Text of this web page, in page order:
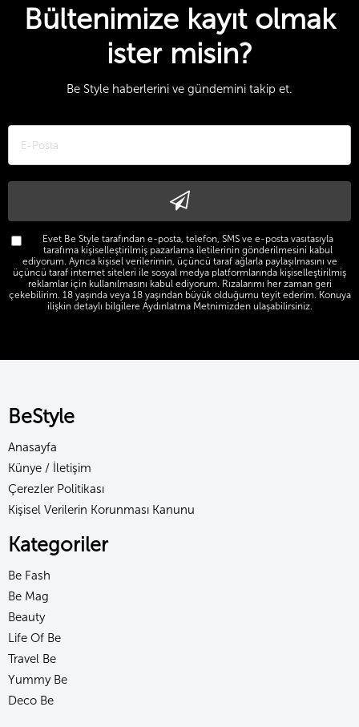
Bültenimize kayıt olmak
ister misin?
Be Style haberlerini ve gündemini takip et.
Evet Be Style tarafından e-posta, telefon, SMS ve e-posta vasıtasıyla
tarafıma kişiselleştirilmiş pazarlama iletilerinin gönderilmesini kabul
ediyorum. Ayrıca kişisel verilerimin, üçüncü taraf ağlarla paylaşılmasını ve
üçüncü taraf internet siteleri ile sosyal medya platformlarında kişiselleştirilmiş
reklamlar için kullanılmasını kabul ediyorum. Rızalarımı her zaman geri
çekebilirim. 18 yaşında veya 18 yaşından büyük olduğumu teyit ederim. Konuya
ilişkin detaylı bilgilere Aydınlatma Metnimizden ulaşabilirsiniz.
BeStyle
Anasayfa
Künye / İletişim
Çerezler Politikası
Kişisel Verilerin Korunması Kanunu
Kategoriler
Be Fash
Be Mag
Beauty
Life Of Be
Travel Be
Yummy Be
Deco Be